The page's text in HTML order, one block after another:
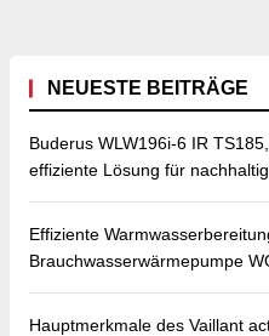
NEUESTE BEITRÄGE
Buderus WLW196i-6 IR
effiziente Lösung für
Effiziente
Brauchwasserwärmepumpe
Hauptmerkmale des Vaillant